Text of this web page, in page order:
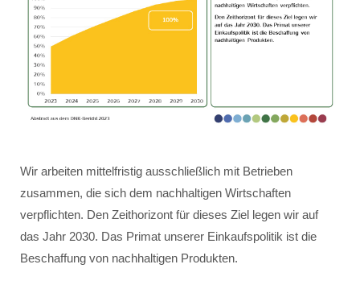
Wir arbeiten mittelfristig ausschließlich mit Betrieben
zusammen, die sich dem nachhaltigen Wirtschaften
verpflichten. Den Zeithorizont für dieses Ziel legen wir auf
das Jahr 2030. Das Primat unserer Einkaufspolitik ist die
Beschaffung von nachhaltigen Produkten.